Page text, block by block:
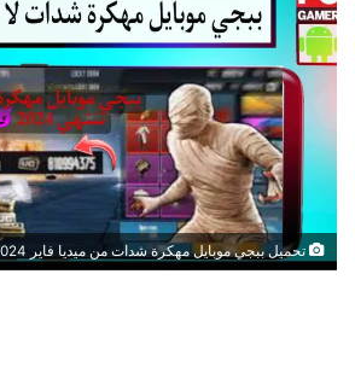
تحميل ببجي موبايل مهكرة شدات من ميديا فاير 2024 لا تنتهي